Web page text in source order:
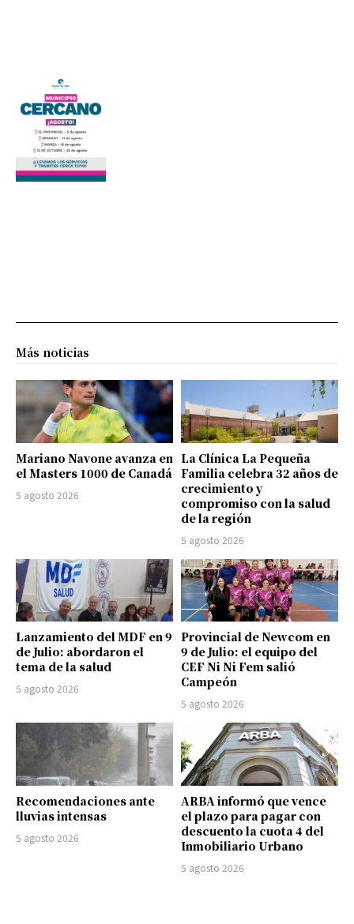
Más noticias
Mariano Navone avanza en
el Masters 1000 de Canadá
5 agosto 2026
La Clínica La Pequeña
Familia celebra 32 años de
crecimiento y
compromiso con la salud
de la región
5 agosto 2026
Lanzamiento del MDF en 9
de Julio: abordaron el
tema de la salud
5 agosto 2026
Provincial de Newcom en
9 de Julio: el equipo del
CEF Ni Ni Fem salió
Campeón
5 agosto 2026
Recomendaciones ante
lluvias intensas
5 agosto 2026
ARBA informó que vence
el plazo para pagar con
descuento la cuota 4 del
Inmobiliario Urbano
5 agosto 2026